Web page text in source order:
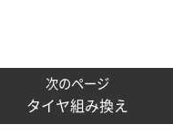
タイヤ組み換え